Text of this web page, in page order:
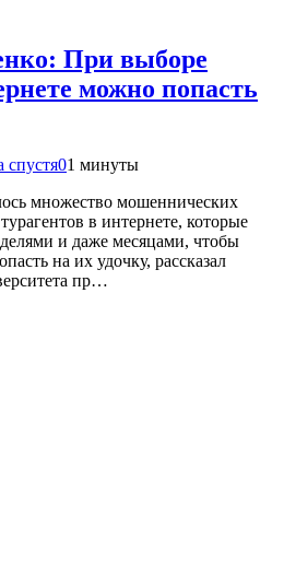
При выборе
можно попасть
спустя01 минуты
множество мошеннических
в интернете, которые
и даже месяцами, чтобы
на их удочку, рассказал
пр…